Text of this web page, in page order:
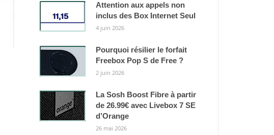
Attention aux appels non
inclus des Box Internet Seul
4 juin 2026
Pourquoi résilier le forfait
Freebox Pop S de Free ?
2 juin 2026
La Sosh Boost Fibre à partir
de 26.99€ avec Livebox 7 SE
d’Orange
26 mai 2026